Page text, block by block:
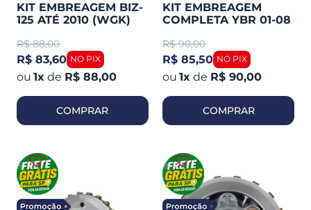
KIT EMBREAGEM BIZ-
125 ATÉ 2010 (WGK)
R$ 88,00
R$ 83,60
1x de R$ 88,00
COMPRAR
KIT EMBREAGEM
COMPLETA YBR 01-08
125 03-16 SMARTFOX
R$ 90,00
R$ 85,50
1x de R$ 90,00
COMPRAR